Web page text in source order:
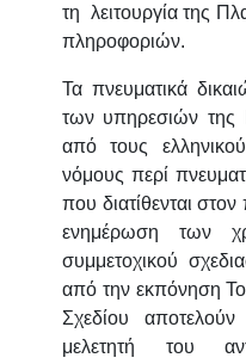
τη λειτουργία της
πληροφοριών.
Τα πνευματικά
των υπηρεσιών της
από τους
νόμους περί
που διατίθενται
ενημέρωση των
συμμετοχικού
από την εκπόνηση
Σχεδίου αποτελούν
μελετητή του